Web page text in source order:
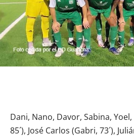
Dani, Nano, Davor, Sabina,
85´), José Carlos (Gabri, 73´),